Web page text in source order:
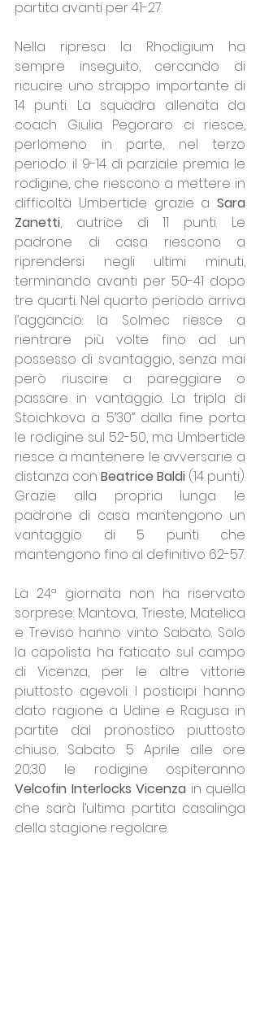
partita avanti per 41-27.
Nella ripresa la Rhodigium ha
sempre inseguito, cercando di
ricucire uno strappo importante di
14 punti. La squadra allenata da
coach Giulia Pegoraro ci riesce,
perlomeno in parte, nel terzo
periodo: il 9-14 di parziale premia le
rodigine, che riescono a mettere in
difficoltà Umbertide grazie a Sara
Zanetti, autrice di 11 punti. Le
padrone di casa riescono a
riprendersi negli ultimi minuti,
terminando avanti per 50-41 dopo
tre quarti. Nel quarto periodo arriva
l’aggancio: la Solmec riesce a
rientrare più volte fino ad un
possesso di svantaggio, senza mai
però riuscire a pareggiare o
passare in vantaggio. La tripla di
Stoichkova a 5’30” dalla fine porta
le rodigine sul 52-50, ma Umbertide
riesce a mantenere le avversarie a
distanza con Beatrice Baldi (14 punti).
Grazie alla propria lunga le
padrone di casa mantengono un
vantaggio di 5 punti che
mantengono fino al definitivo 62-57.
La 24ª giornata non ha riservato
sorprese: Mantova, Trieste, Matelica
e Treviso hanno vinto Sabato. Solo
la capolista ha faticato sul campo
di Vicenza, per le altre vittorie
piuttosto agevoli. I posticipi hanno
dato ragione a Udine e Ragusa in
partite dal pronostico piuttosto
chiuso. Sabato 5 Aprile alle ore
Velcofin Interlocks Vicenza in quella
che sarà l’ultima partita casalinga
della stagione regolare.